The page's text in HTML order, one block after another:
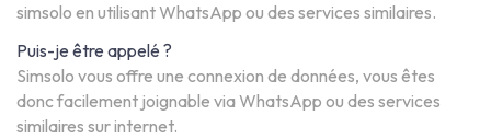
simsolo en utilisant WhatsApp ou des services similaires.
Puis-je être appelé ?
Simsolo vous offre une connexion de données, vous êtes
donc facilement joignable via WhatsApp ou des services
similaires sur internet.